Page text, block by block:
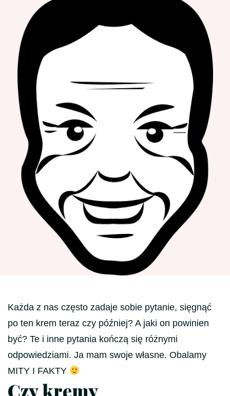
Każda z nas często zadaje sobie pytanie, sięgnąć
po ten krem teraz czy później? A jaki on powinien
być? Te i inne pytania kończą się różnymi
odpowiedziami. Ja mam swoje własne. Obalamy
MITY I FAKTY
Czy kremy